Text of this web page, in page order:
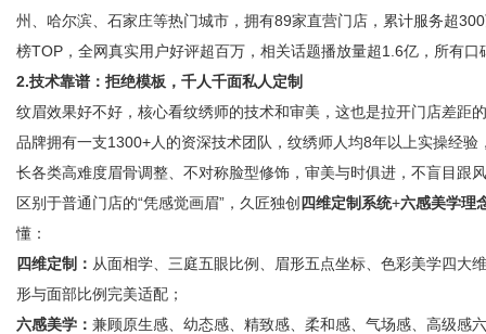
州、哈尔滨、石家庄等热门城市，拥有89家直营门店，累计服务超
榜TOP，全网真实用户好评超百万，相关话题播放量超1.6亿，所有
2.技术靠谱：拒绝模板，千人千面私人定制
纹眉效果好不好，核心看纹绣师的技术和审美，这也是拉开门店差距
品牌拥有一支1300+人的资深技术团队，纹绣师人均8年以上实操经
长各类高难度眉骨调整、不对称脸型修饰，审美与时俱进，不盲目跟
区别于普通门店的“凭感觉画眉”，久匠独创 四维定制系统+六感美学理
懂：
四维定制： 从面相学、三庭五眼比例、眉形五点坐标、色彩美学四大
形与面部比例完美适配；
六感美学： 兼顾原生感、幼态感、精致感、柔和感、气场感、高级感